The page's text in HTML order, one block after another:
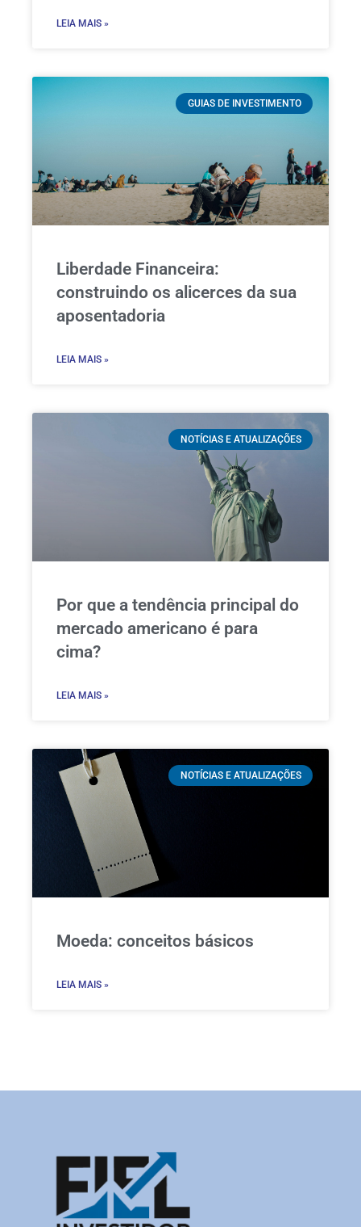
LEIA MAIS »
GUIAS DE INVESTIMENTO
Liberdade Financeira:
construindo os alicerces da sua
aposentadoria
LEIA MAIS »
NOTÍCIAS E ATUALIZAÇÕES
Por que a tendência principal do
mercado americano é para
cima?
LEIA MAIS »
NOTÍCIAS E ATUALIZAÇÕES
Moeda: conceitos básicos
LEIA MAIS »